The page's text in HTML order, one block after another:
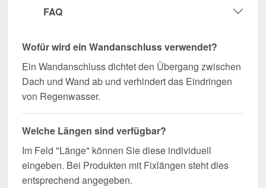
FAQ
Wofür wird ein Wandanschluss verwendet?
Ein Wandanschluss dichtet den Übergang zwischen
Dach und Wand ab und verhindert das Eindringen
von Regenwasser.
Welche Längen sind verfügbar?
Im Feld "Länge" können Sie diese individuell
eingeben. Bei Produkten mit Fixlängen steht dies
entsprechend angegeben.